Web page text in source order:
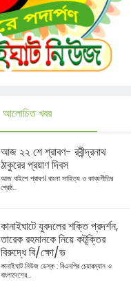
আলোচিত খবর
আজ ২২ শে শ্রাবণ- রবীন্দ্রনাথ
ঠাকুরের প্রয়াণ দিবস
আজ বাইশে শ্রাবণ। বাংলা সাহিত্য ও কাব্যগীতির
শ্রেষ্ঠ...
কানাইঘাটে যুবদলের শক্তি প্রদর্শন,
তারেক রহমানকে নিয়ে কটূক্তির
বিরুদ্ধে বি/ক্ষো/ভ
কানাইঘাট নিউজ ডেস্ক : বিএনপির চেয়ারম্যান ও
বাংলাদেশের...